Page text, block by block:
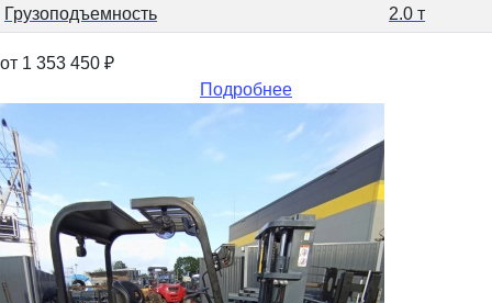
Грузоподъемность 2.0 т
от 1 353 450 ₽
Подробнее